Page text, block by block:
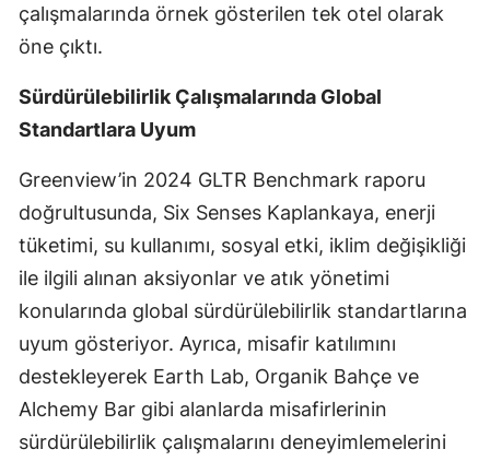
çalışmalarında örnek gösterilen tek otel olarak
öne çıktı.
Sürdürülebilirlik Çalışmalarında Global
Standartlara Uyum
Greenview’in 2024 GLTR Benchmark raporu
doğrultusunda, Six Senses Kaplankaya, enerji
tüketimi, su kullanımı, sosyal etki, iklim değişikliği
ile ilgili alınan aksiyonlar ve atık yönetimi
konularında global sürdürülebilirlik standartlarına
uyum gösteriyor. Ayrıca, misafir katılımını
destekleyerek Earth Lab, Organik Bahçe ve
Alchemy Bar gibi alanlarda misafirlerinin
sürdürülebilirlik çalışmalarını deneyimlemelerini